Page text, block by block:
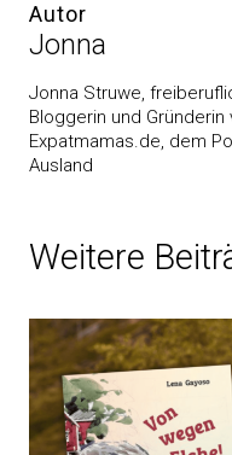
Autor
Jonna
Jonna Struwe,
Bloggerin und Gründerin
Expatmamas.de, dem
Ausland
Weitere